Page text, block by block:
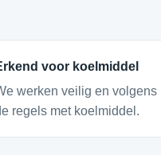
voor koelmiddel
werken veilig en volgens
regels met koelmiddel.